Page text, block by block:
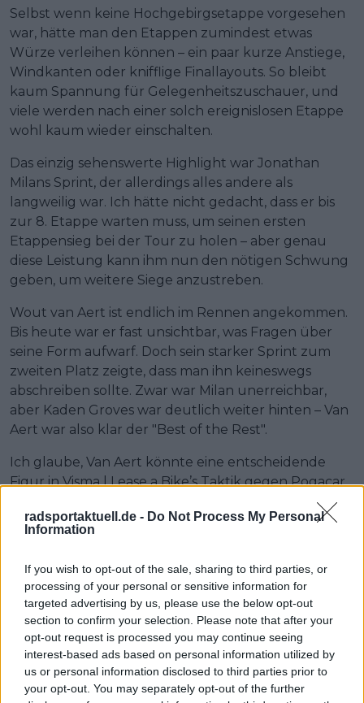
radsportaktuell.de - Do Not Process My Personal
Information
If you wish to opt-out of the sale, sharing to third parties, or
processing of your personal or sensitive information for
targeted advertising by us, please use the below opt-out
section to confirm your selection. Please note that after your
opt-out request is processed you may continue seeing
interest-based ads based on personal information utilized by
us or personal information disclosed to third parties prior to
your opt-out. You may separately opt-out of the further
Selbst wenn keine Hochgebirgsetappe vorgesehen
war, hätte man den Etappen zumindest etwas
Würze verleihen können – ein paar kurze Anstiege,
Windkanten oder knifflige Finallayouts. So bleibt
kaum Spannung für Gelegenheitszuschauer, und
viele werden nach einer solch ereignislosen Etappe
wohl kaum wieder einschalten.
Das einzig sehenswerte Highlight war Jonathan
Milans Sprint, der allerdings alles andere als
langweilig war. Ich hätte nicht gedacht, dass er bis
zur 8. Etappe warten muss, um seinen ersten
Etappensieg bei der Tour zu holen – aber genau
diese Leistung kann ihm nun den nötigen Schwung
geben, um weitere Siege anzustreben.
Wout van Aert ist endlich im Rennen angekommen.
Bis heute war er fast unsichtbar, was Fragen über
seine Form aufwarf. Doch sein starker Sprint zum
zweiten Platz zeigte, dass man ihn keineswegs
abschreiben sollte. Zwar war Milan unerreichbar,
aber Kaden Groves war deutlich weiter hinten – Van
Aert war also klar der "Best of the Rest".
Ich glaube, Van Aert könnte eine entscheidende
Figur in Visma | Lease a Bike’s Taktik gegen Pogacar
bewiesen, dass er taktisch klug fährt und genau
einen sehr wertvollen Verbündeten an seiner Seite
haben.
Was Jordi Meeus betrifft: Ich verstehe Red Bull–
Bora's Strategie bislang nicht. Tim Merlier hatte
heute Pech mit einem Reifenschaden, aber dass
Meeus in den Sprints bisher komplett fehlt, wirft